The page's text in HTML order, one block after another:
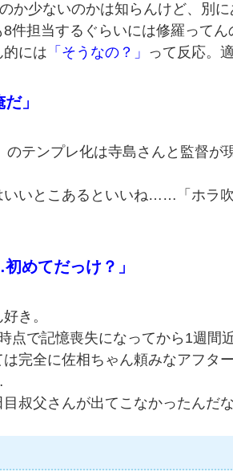
か少ないのかは知らんけど、別
8件担当するぐらいには修羅って
には 「そうなの？」 って反応。
」
のテンプレ化は寺島さんと監督が
いとこあるといいね……「ホラ
めてだっけ？」
き。
で記憶喪失になってから1週間
完全に佐相ちゃん頼みなアフタ
叔父さんが出てこなかったんだな